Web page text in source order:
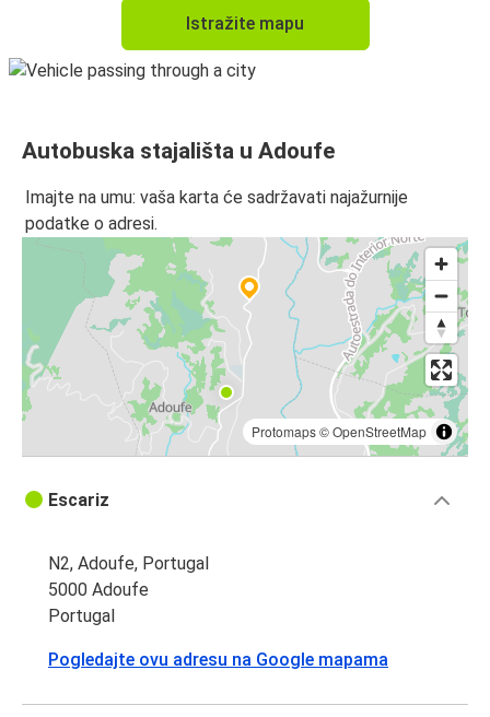
Istražite mapu
Autobuska stajališta u Adoufe
Imajte na umu: vaša karta će sadržavati najažurnije
podatke o adresi.
Protomaps©OpenStreetMap
Escariz
N2, Adoufe, Portugal
5000 Adoufe
Portugal
Pogledajte ovu adresu na Google mapama